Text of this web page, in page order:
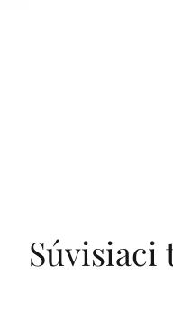
Súvisiaci